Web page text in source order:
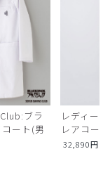
ブラ
ート(男
レディー
レアコート
32,890円